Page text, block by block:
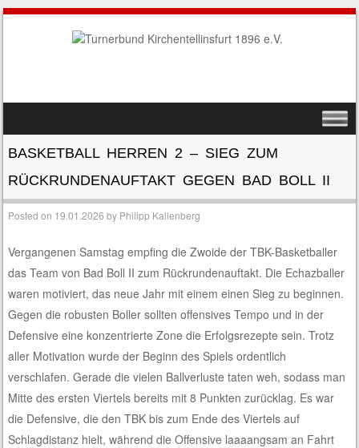
MENU
BASKETBALL HERREN 2 – SIEG ZUM
RÜCKRUNDENAUFTAKT GEGEN BAD BOLL II
Posted on 19.01.2026 by Philipp Kallenberg
Vergangenen Samstag empfing die Zwoide der TBK-Basketballer
das Team von Bad Boll II zum Rückrundenauftakt. Die Echazballer
waren motiviert, das neue Jahr mit einem einen Sieg zu beginnen.
Gegen die robusten Boller sollten offensives Tempo und in der
Defensive eine konzentrierte Zone die Erfolgsrezepte sein. Trotz
aller Motivation wurde der Beginn des Spiels ordentlich
verschlafen. Gerade die vielen Ballverluste taten weh, sodass man
Mitte des ersten Viertels bereits mit 8 Punkten zurücklag. Es war
die Defensive, die den TBK bis zum Ende des Viertels auf
Schlagdistanz hielt, während die Offensive laaaangsam an Fahrt